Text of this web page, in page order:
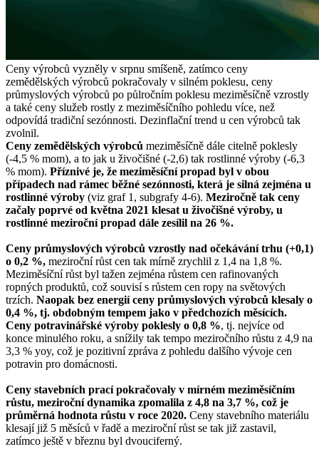
Ceny výrobců vyzněly v srpnu smíšeně, zatímco ceny
zemědělských výrobců pokračovaly v silném poklesu, ceny
průmyslových výrobců po půlročním poklesu meziměsíčně vzrostly
a také ceny služeb rostly z meziměsíčního pohledu více, než
odpovídá tradiční sezónnosti. Dezinflační trend u cen výrobců tak
zvolnil.
Ceny zemědělských výrobců meziměsíčně dále citelně poklesly
(-4,5 % mom), a to jak u živočišné (-2,6) tak rostlinné výroby (-6,3
% mom). Příznivé je, že meziměsíční propad byl v obou
případech nad rámec běžné sezónnosti, která je silná zejména u
rostlinné výroby (viz graf 1, subgrafy 4-6). Meziročně tak ceny
začaly poprvé od května 2021 klesat u živočišné výroby, u
rostlinné meziroční propad dále zesílil na 26 %.
Ceny průmyslových výrobců vzrostly nad očekávání trhu (+0,1)
o 0,2 %, meziroční růst cen tak mírně zrychlil z 1,4 na 1,8 %.
Meziměsíční růst byl tažen zejména růstem cen rafinovaných
ropných produktů, což souvisí s růstem cen ropy na světových
trzích. Naopak bez energií ceny průmyslových výrobců klesaly o
0,4 %, tj. obdobným tempem jako v předchozích měsících.
Ceny potravinářské výroby poklesly o 0,8 %, tj. nejvíce od
konce minulého roku, a snížily tak tempo meziročního růstu z 4,9 na
3,3 % yoy, což je pozitivní zpráva z pohledu dalšího vývoje cen
potravin pro domácnosti.
Ceny stavebních prací pokračovaly v mírném meziměsíčním
růstu, meziroční dynamika zpomalila z 4,8 na 3,7 %, což je
průměrná hodnota růstu v roce 2020. Ceny stavebního materiálu
klesají již 5 měsíců v řadě a meziroční růst se tak již zastavil,
zatímco ještě v březnu byl dvouciferný.